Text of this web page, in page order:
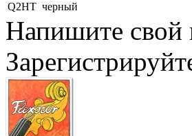
Q2HT черный
Напишите свой